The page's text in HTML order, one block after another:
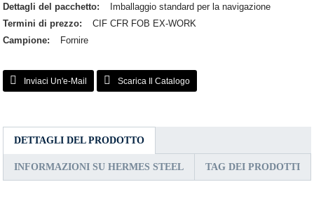
Dettagli del pacchetto:
Imballaggio standard per la navigazione
Termini di prezzo:
CIF CFR FOB EX-WORK
Campione:
Fornire
Inviaci Un'e-Mail Scarica Il Catalogo
DETTAGLI DEL PRODOTTO
INFORMAZIONI SU HERMES STEEL TAG DEI PRODOTTI